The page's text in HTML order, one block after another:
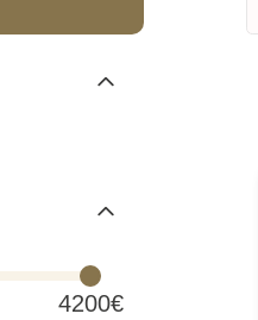
4200€